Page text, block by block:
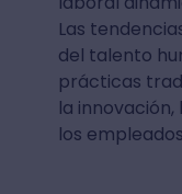
Las
del talento
prácticas
la
los